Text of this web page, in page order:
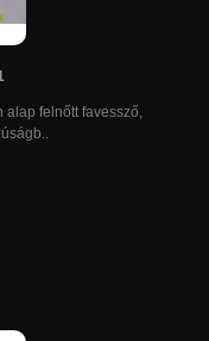
felnőtt favessző,